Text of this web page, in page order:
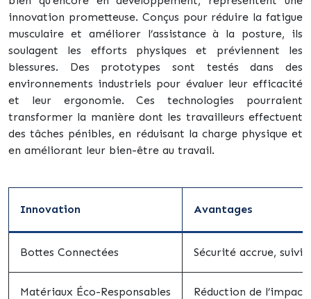
innovation prometteuse. Conçus pour réduire la fatigue
musculaire et améliorer l’assistance à la posture, ils
soulagent les efforts physiques et préviennent les
blessures. Des prototypes sont testés dans des
environnements industriels pour évaluer leur efficacité
et leur ergonomie. Ces technologies pourraient
transformer la manière dont les travailleurs effectuent
des tâches pénibles, en réduisant la charge physique et
en améliorant leur bien-être au travail.
Innovation Avantages
Bottes Connectées Sécurité accrue, suivi
Matériaux Éco-Responsables Réduction de